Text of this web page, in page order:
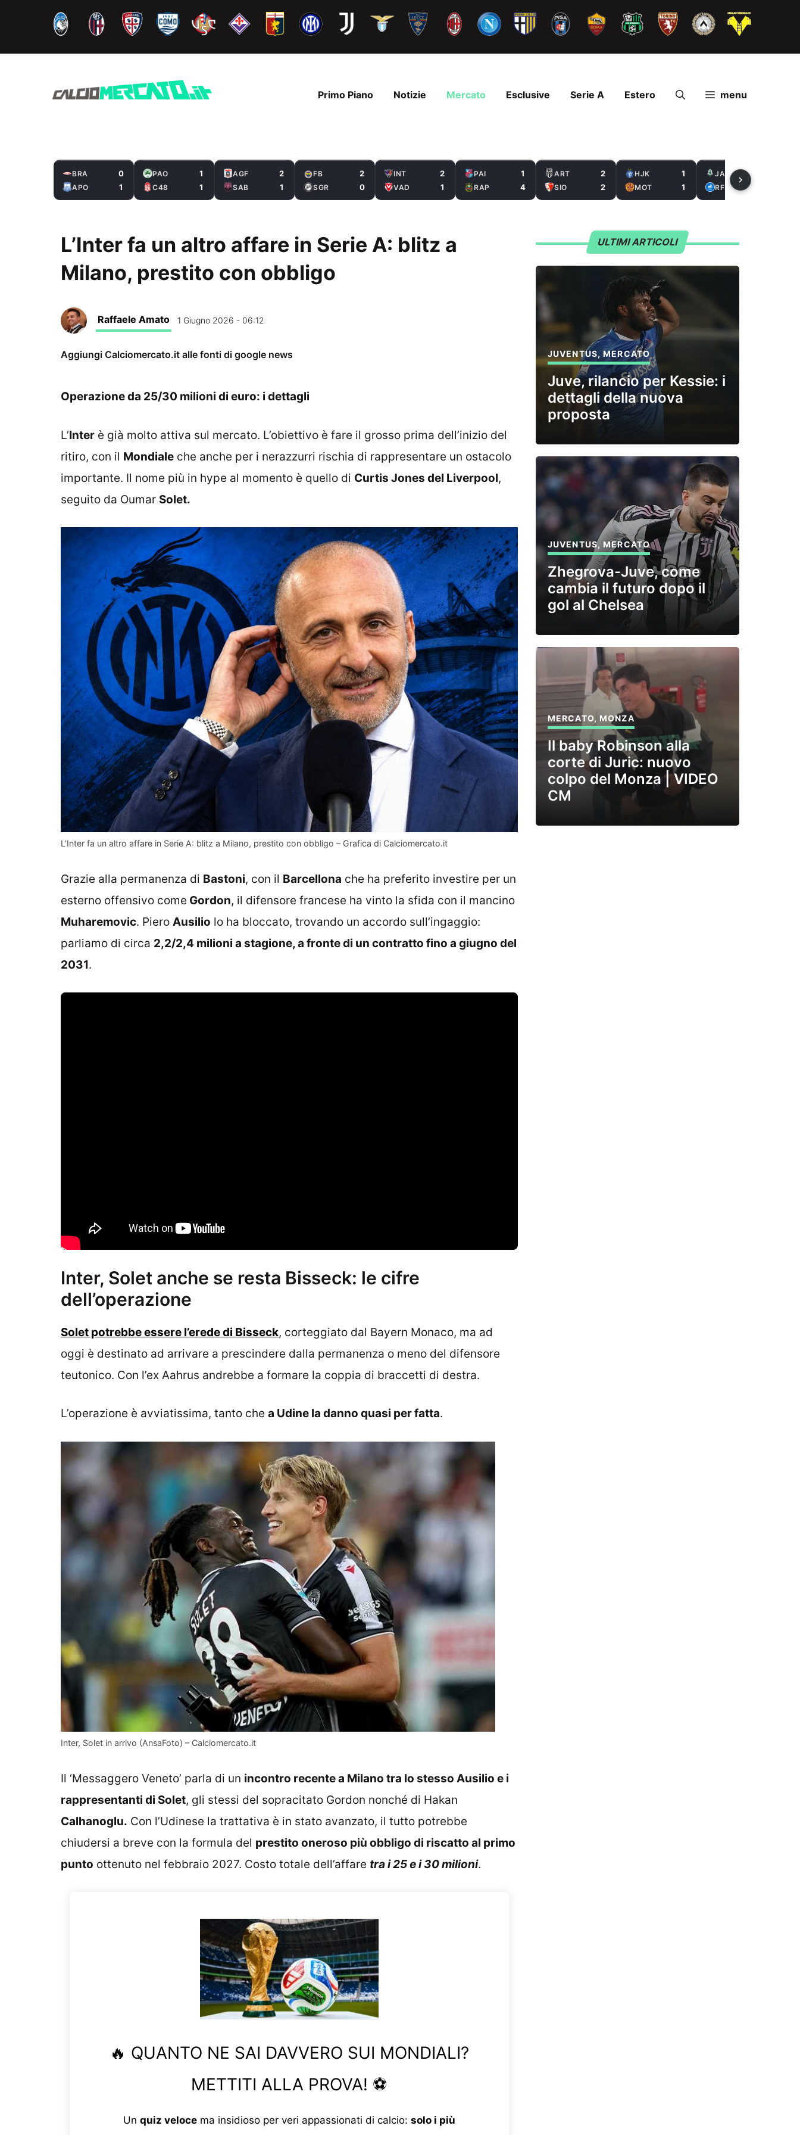
contenuto
Primo Piano Notizie Mercato Esclusive Serie A Estero menu
BRA 0
APO 1
PAO 1
C48 1
AGF 2
SAB 1
FB 2
SGR 0
INT 2
VAD 1
PAI 1
RAP 4
ART 2
SIO 2
HJK 1
MOT 1
JAB
RFS
L’Inter fa un altro affare in Serie A: blitz a
Milano, prestito con obbligo
Raffaele Amato 1 Giugno 2026 - 06:12
Aggiungi Calciomercato.it alle fonti di google news
Operazione da 25/30 milioni di euro: i dettagli
L’Inter è già molto attiva sul mercato. L’obiettivo è fare il grosso prima dell’inizio del
ritiro, con il Mondiale che anche per i nerazzurri rischia di rappresentare un ostacolo
importante. Il nome più in hype al momento è quello di Curtis Jones del Liverpool,
seguito da Oumar Solet.
L’Inter fa un altro affare in Serie A: blitz a Milano, prestito con obbligo – Grafica di Calciomercato.it
Grazie alla permanenza di Bastoni, con il Barcellona che ha preferito investire per un
esterno offensivo come Gordon, il difensore francese ha vinto la sfida con il mancino
Muharemovic. Piero Ausilio lo ha bloccato, trovando un accordo sull’ingaggio:
parliamo di circa 2,2/2,4 milioni a stagione, a fronte di un contratto fino a giugno del
2031.
Inter, Solet anche se resta Bisseck: le cifre
dell’operazione
Solet potrebbe essere l’erede di Bisseck, corteggiato dal Bayern Monaco, ma ad
oggi è destinato ad arrivare a prescindere dalla permanenza o meno del difensore
teutonico. Con l’ex Aahrus andrebbe a formare la coppia di braccetti di destra.
L’operazione è avviatissima, tanto che a Udine la danno quasi per fatta.
Inter, Solet in arrivo (AnsaFoto) – Calciomercato.it
Il ‘Messaggero Veneto’ parla di un incontro recente a Milano tra lo stesso Ausilio e i
rappresentanti di Solet, gli stessi del sopracitato Gordon nonché di Hakan
Calhanoglu. Con l’Udinese la trattativa è in stato avanzato, il tutto potrebbe
chiudersi a breve con la formula del prestito oneroso più obbligo di riscatto al primo
punto ottenuto nel febbraio 2027. Costo totale dell’affare tra i 25 e i 30 milioni.
🔥 QUANTO NE SAI DAVVERO SUI MONDIALI?
METTITI ALLA PROVA! ⚽
Un quiz velocema insidioso per veri appassionati di calcio: solo i più
ULTIMI ARTICOLI
JUVENTUS,MERCATO
Juve, rilancio per Kessie: i
dettagli della nuova
proposta
JUVENTUS,MERCATO
Zhegrova-Juve, come
cambia il futuro dopo il
gol al Chelsea
MERCATO, MONZA
Il baby Robinson alla
corte di Juric: nuovo
colpo del Monza | VIDEO
CM